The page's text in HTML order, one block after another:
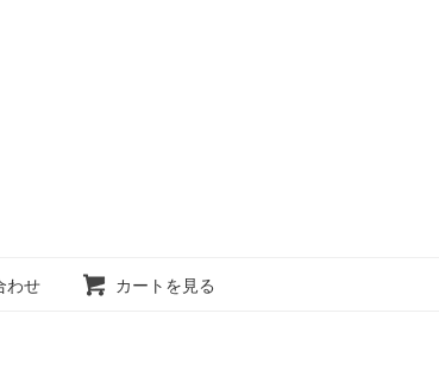
わせ カートを見る